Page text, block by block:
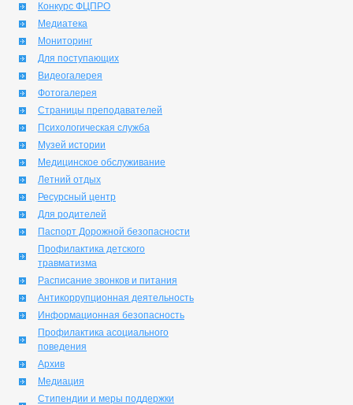
Конкурс ФЦПРО
Медиатека
Мониторинг
Для поступающих
Видеогалерея
Фотогалерея
Страницы преподавателей
Психологическая служба
Музей истории
Медицинское обслуживание
Летний отдых
Ресурсный центр
Для родителей
Паспорт Дорожной безопасности
Профилактика детского
травматизма
Расписание звонков и питания
Антикоррупционная деятельность
Информационная безопасность
Профилактика асоциального
поведения
Архив
Медиация
Стипендии и меры поддержки